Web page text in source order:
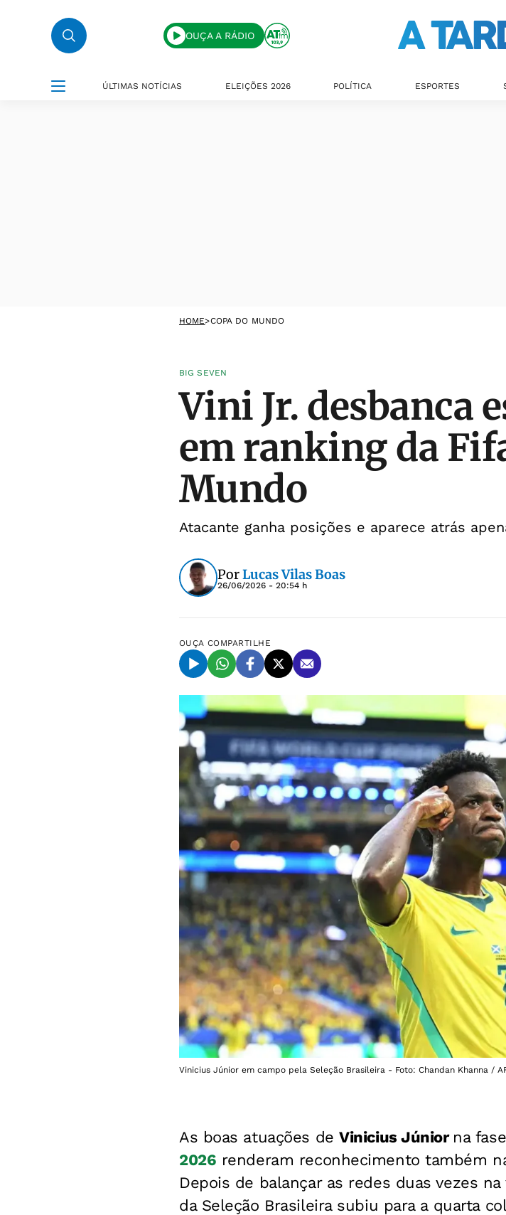
OUÇA A RÁDIO
ÚLTIMAS NOTÍCIAS ELEIÇÕES 2026 POLÍTICA ESPORTES
HOME>COPA DO MUNDO
BIG SEVEN
Vini Jr. desbanca
em ranking da
Mundo
Atacante ganha posições e aparece atrás
PorLucas Vilas Boas
26/06/2026 - 20:54 h
OUÇA COMPARTILHE
Vinicius Júnior em campo pela Seleção Brasileira - Foto: Chandan Khanna /
As boas atuações deVinicius Júnior na
2026 renderam reconhecimento também
Depois de balançar as redes duas vezes
da Seleção Brasileira subiu para a quarta